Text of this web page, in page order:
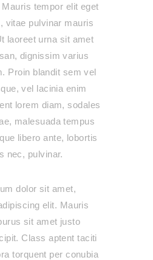
tempor elit eget
vitae pulvinar mauris
laoreet urna sit amet
dignissim varius
Proin blandit sem vel
vel lacinia enim
lorem diam, sodales
malesuada tempus
libero ante, lobortis
nec, pulvinar.
dolor sit amet,
elit. Mauris
sit amet justo
Class aptent taciti
torquent per conubia